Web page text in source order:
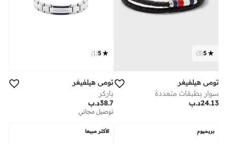
5
(
3
)
تومي هيلفيغر
سوار بطبقات متعددة
د.ب24.13
5
(
1
)
تومي هيلفيغر
باركر
د.ب38.7
توصيل مجاني
بريميوم الأكثر مبيعا